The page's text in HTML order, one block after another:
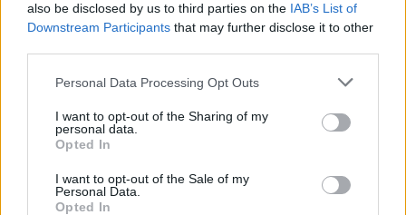
also be disclosed by us to third parties on the IAB’s List of
Downstream Participants that may further disclose it to other
Personal Data Processing Opt Outs
I want to opt-out of the Sharing of my
personal data.
Opted In
I want to opt-out of the Sale of my
Personal Data.
Opted In
Gdzie najchętniej kupujecie ubrania?
Wolicie galerie handlowe, małe sklepiki, second-
handy/outlety czy np. kupowanie przez internet? Macie
się podobają bez względu na metkę?
Forum:Moda i styl życia